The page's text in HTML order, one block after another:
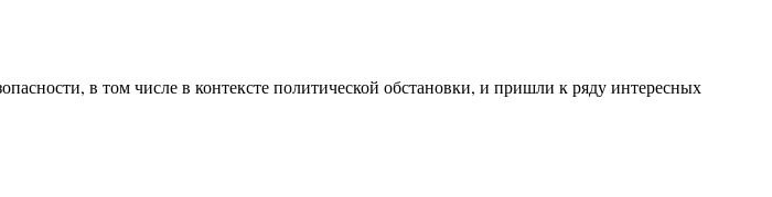
в том числе в контексте политической обстановки, и пришли к ряду интересных